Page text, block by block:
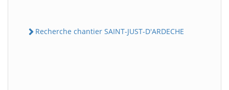
Recherche chantier SAINT-JUST-D'ARDECHE